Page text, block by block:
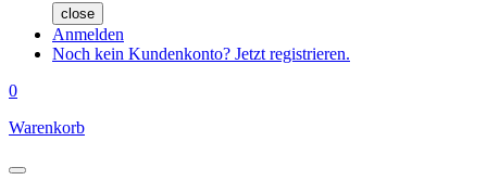
close
Anmelden
Noch kein Kundenkonto? Jetzt registrieren.
0
Warenkorb